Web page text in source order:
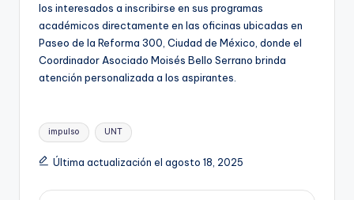
los interesados a inscribirse en sus programas
académicos directamente en las oficinas ubicadas en
Paseo de la Reforma 300, Ciudad de México, donde el
Coordinador Asociado Moisés Bello Serrano brinda
atención personalizada a los aspirantes.
Etiquetas:
impulso UNT
Última actualización el agosto 18, 2025